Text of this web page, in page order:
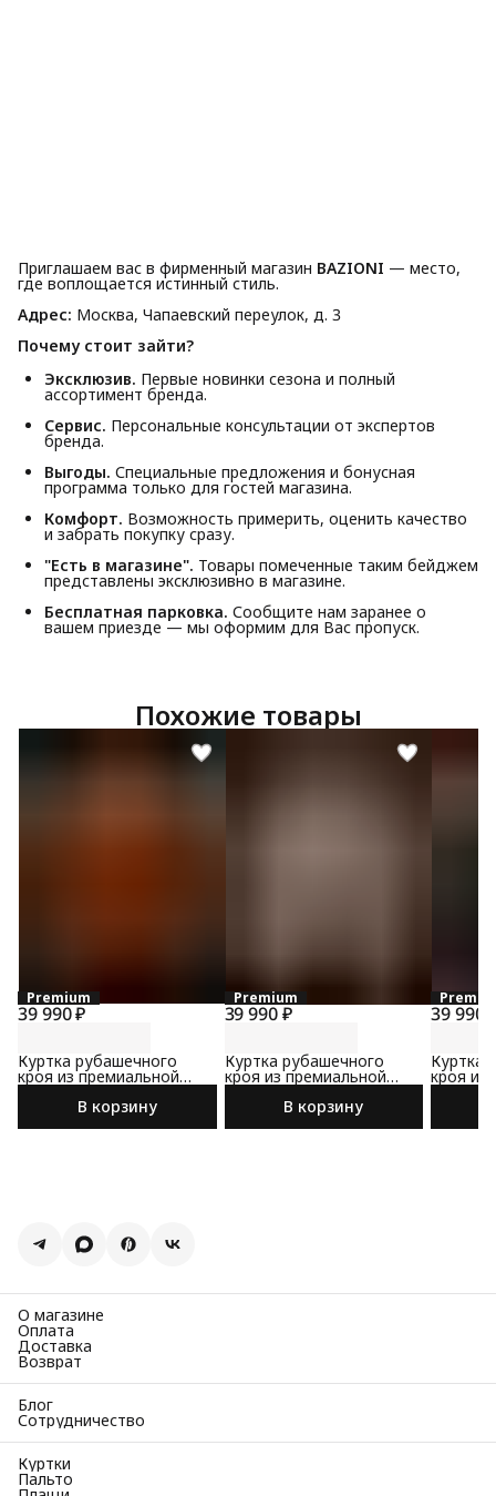
Приглашаем вас в фирменный магазин BAZIONI — место,
где воплощается истинный стиль.
Адрес: Москва, Чапаевский переулок, д. 3
Почему стоит зайти?
Эксклюзив. Первые новинки сезона и полный
ассортимент бренда.
Сервис. Персональные консультации от экспертов
бренда.
Выгоды. Специальные предложения и бонусная
программа только для гостей магазина.
Комфорт. Возможность примерить, оценить качество
и забрать покупку сразу.
"Есть в магазине". Товары помеченные таким бейджем
представлены эксклюзивно в магазине.
Бесплатная парковка. Сообщите нам заранее о
вашем приезде — мы оформим для Вас пропуск.
Похожие товары
Premium
39 990 ₽
Куртка рубашечного
кроя из премиальной
замши
В корзину
Premium
39 990 ₽
Куртка рубашечного
кроя из премиальной
замши
В корзину
39 990
Куртка
кроя из
замши
О магазине
Оплата
Доставка
Возврат
Блог
Сотрудничество
Куртки
Пальто